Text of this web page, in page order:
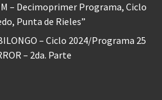
– Decimoprimer Programa, Ciclo
Punta de Rieles”
– Ciclo 2024/Programa 25
– 2da. Parte